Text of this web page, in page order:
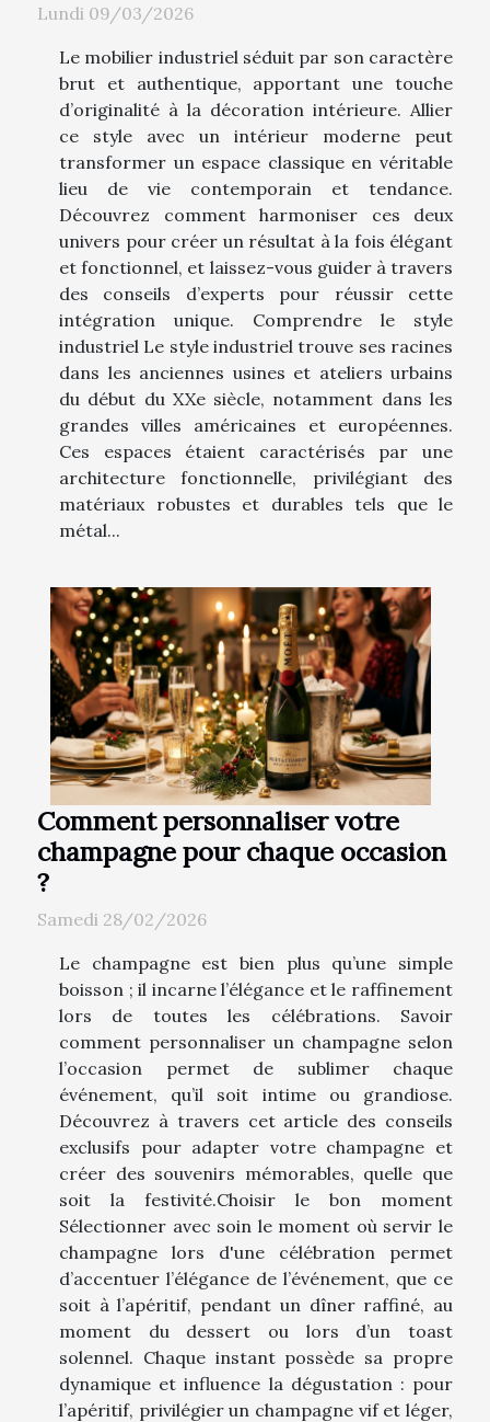
Lundi 09/03/2026
Le mobilier industriel séduit par son caractère
brut et authentique, apportant une touche
d’originalité à la décoration intérieure. Allier
ce style avec un intérieur moderne peut
transformer un espace classique en véritable
lieu de vie contemporain et tendance.
Découvrez comment harmoniser ces deux
univers pour créer un résultat à la fois élégant
et fonctionnel, et laissez-vous guider à travers
des conseils d’experts pour réussir cette
intégration unique. Comprendre le style
industriel Le style industriel trouve ses racines
dans les anciennes usines et ateliers urbains
du début du XXe siècle, notamment dans les
grandes villes américaines et européennes.
Ces espaces étaient caractérisés par une
architecture fonctionnelle, privilégiant des
matériaux robustes et durables tels que le
métal...
Comment personnaliser votre
champagne pour chaque occasion
?
Samedi 28/02/2026
Le champagne est bien plus qu’une simple
boisson ; il incarne l’élégance et le raffinement
lors de toutes les célébrations. Savoir
comment personnaliser un champagne selon
l’occasion permet de sublimer chaque
événement, qu’il soit intime ou grandiose.
Découvrez à travers cet article des conseils
exclusifs pour adapter votre champagne et
créer des souvenirs mémorables, quelle que
soit la festivité.Choisir le bon moment
Sélectionner avec soin le moment où servir le
champagne lors d'une célébration permet
d’accentuer l’élégance de l’événement, que ce
soit à l’apéritif, pendant un dîner raffiné, au
moment du dessert ou lors d’un toast
solennel. Chaque instant possède sa propre
dynamique et influence la dégustation : pour
l’apéritif, privilégier un champagne vif et léger,